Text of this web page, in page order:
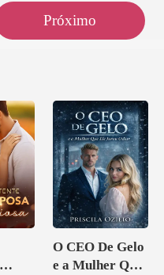
Próximo
O CEO De Gelo
e a Mulher Que